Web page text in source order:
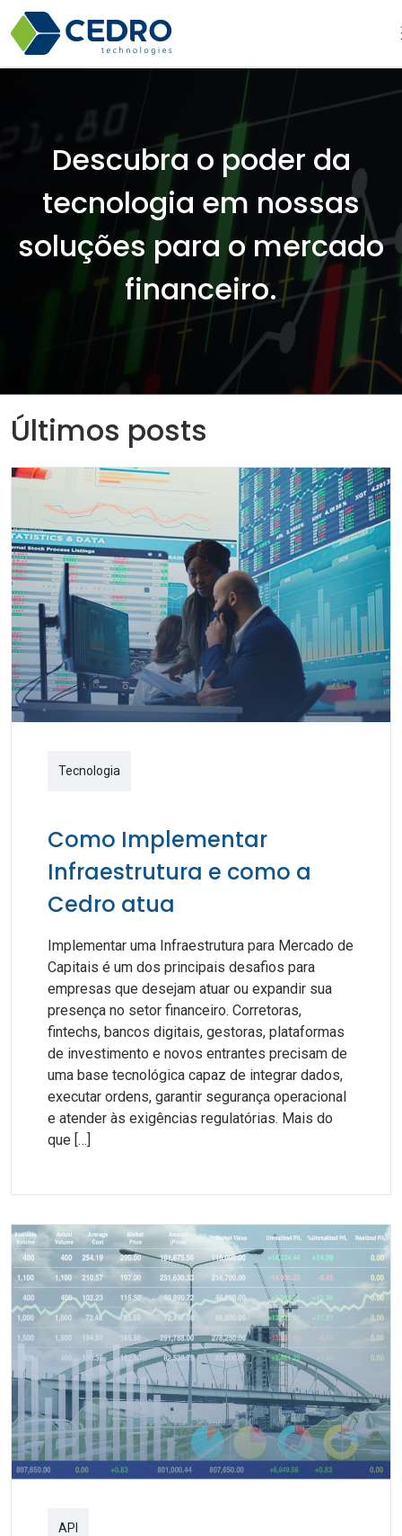
Descubra o poder da
tecnologia em nossas
soluções para o mercado
financeiro.
Últimos posts
Tecnologia
Como Implementar
Infraestrutura e como a
Cedro atua
Implementar uma Infraestrutura para Mercado de
Capitais é um dos principais desafios para
empresas que desejam atuar ou expandir sua
presença no setor financeiro. Corretoras,
fintechs, bancos digitais, gestoras, plataformas
de investimento e novos entrantes precisam de
uma base tecnológica capaz de integrar dados,
executar ordens, garantir segurança operacional
e atender às exigências regulatórias. Mais do
que […]
API